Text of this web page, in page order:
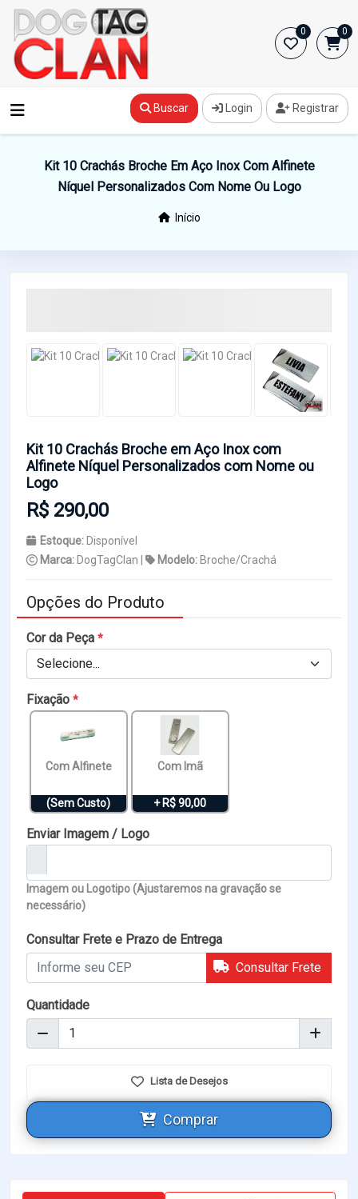
0 0
Buscar Login Registrar
Kit 10 Crachás Broche Em Aço Inox Com Alfinete
Níquel Personalizados Com Nome Ou Logo
Início
Kit 10 Crachás Broche em Aço Inox com
Alfinete Níquel Personalizados com Nome ou
Logo
R$ 290,00
Estoque: Disponível
Marca: DogTagClan | Modelo: Broche/Crachá
Opções do Produto
Cor da Peça *
Selecione...
Fixação *
Com Alfinete
(Sem Custo)
Com Imã
+ R$ 90,00
Enviar Imagem / Logo
Imagem ou Logotipo (Ajustaremos na gravação se
necessário)
Consultar Frete e Prazo de Entrega
Consultar Frete
Quantidade
Lista de Desejos
Comprar